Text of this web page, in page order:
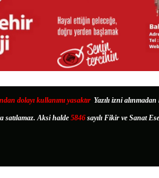
dolayı kullanımı yasaktır. Yazılı izni
satılamaz. Aksi halde 5846 sayılı Fikir ve Sanat